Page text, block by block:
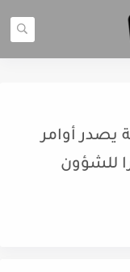
يصدر أوامر
للشؤون